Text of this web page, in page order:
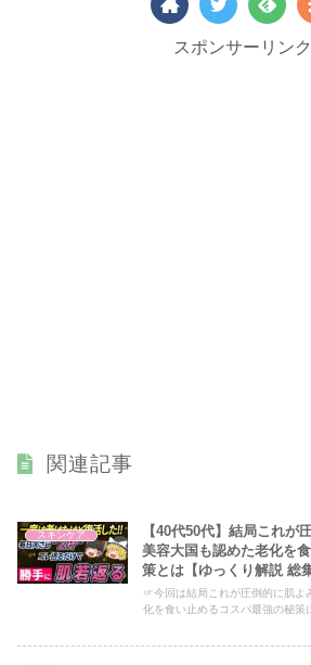
スポンサーリンク
関連記事
スキンケア
【40代50代】結局これが
美容大国も認めた老化を
策とは【ゆっくり解説 総
☞今回は結局これが圧倒的に肌よ
化を食い止めるコスパ最強の秘策